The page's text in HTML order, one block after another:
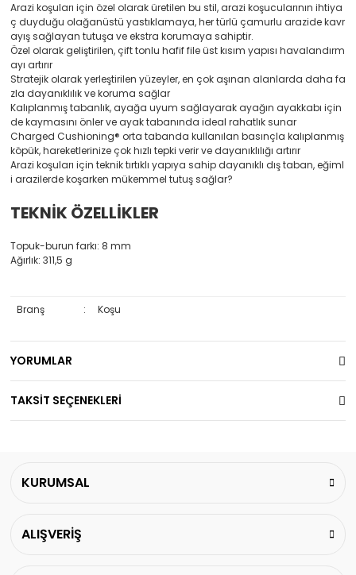
Arazi koşuları için özel olarak üretilen bu stil, arazi koşucularının ihtiya
ç duyduğu olağanüstü yastıklamaya, her türlü çamurlu arazide kavr
ayış sağlayan tutuşa ve ekstra korumaya sahiptir.
Özel olarak geliştirilen, çift tonlu hafif file üst kısım yapısı havalandırm
ayı artırır
Stratejik olarak yerleştirilen yüzeyler, en çok aşınan alanlarda daha fa
zla dayanıklılık ve koruma sağlar
Kalıplanmış tabanlık, ayağa uyum sağlayarak ayağın ayakkabı için
de kaymasını önler ve ayak tabanında ideal rahatlık sunar
Charged Cushioning® orta tabanda kullanılan basınçla kalıplanmış
köpük, hareketlerinize çok hızlı tepki verir ve dayanıklılığı artırır
Arazi koşuları için teknik tırtıklı yapıya sahip dayanıklı dış taban, eğiml
i arazilerde koşarken mükemmel tutuş sağlar?
TEKNİK ÖZELLİKLER
Topuk-burun farkı: 8 mm
Ağırlık: 311,5 g
Branş : Koşu
YORUMLAR
TAKSİT SEÇENEKLERİ
KURUMSAL
ALIŞVERİŞ